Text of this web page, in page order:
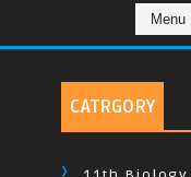
CATRGORY